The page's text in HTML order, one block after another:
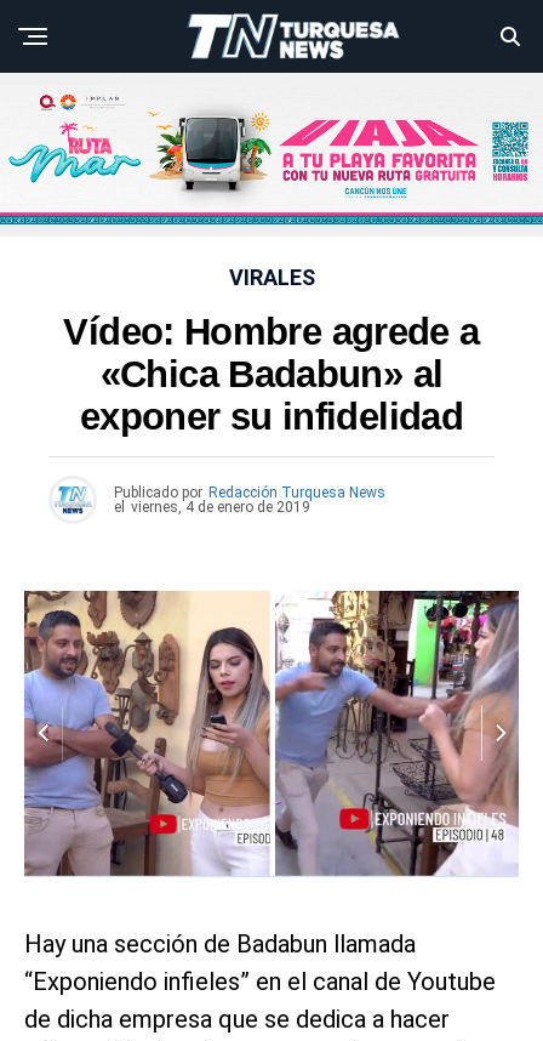
VIRALES
Vídeo: Hombre agrede a
«Chica Badabun» al
exponer su infidelidad
Publicado por Redacción Turquesa News
el viernes, 4 de enero de 2019
Hay una sección de Badabun llamada
“Exponiendo infieles” en el canal de Youtube
de dicha empresa que se dedica a hacer